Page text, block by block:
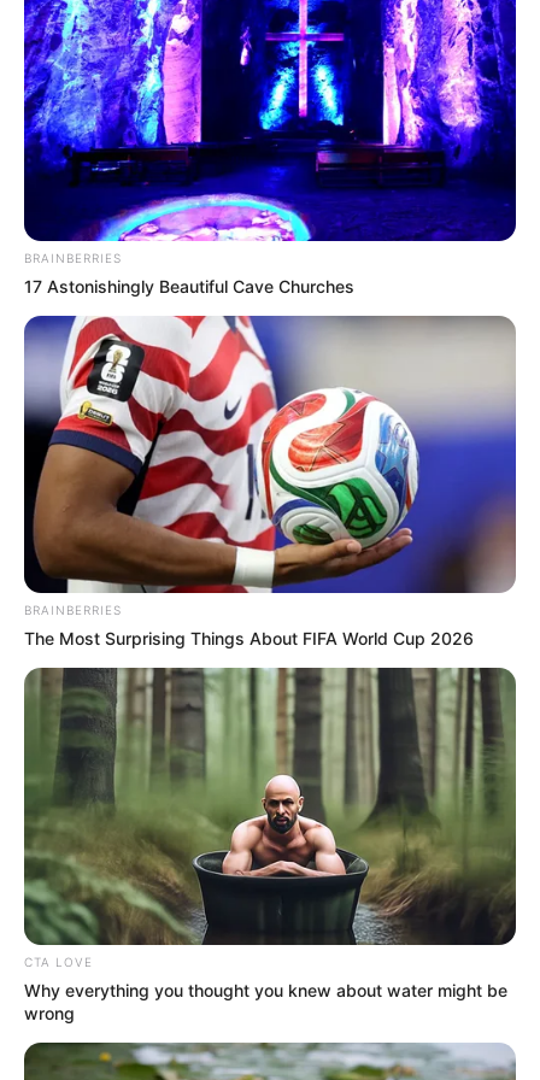
Si bien los comerciantes manifiestan que las personas
afectadas son cerca de 100, la administración municipal
explicó que el numero son 60
COMPARTIR
ALERTA BOGOTÁ EN GOOGLE NEWS
TEMAS RELACIONADOS
FERIA DE LAS FLORES
ALCALDÍA DE MEDELLÍN
COMERCIANTES
NOTICIAS
AUTORIDADES
ESTADIO ATANASIO GIRARDOT
MANTÉNGASE EN ALERTA
Tenemos todas las noticias que le
interesan. Para estar bien informado, por
ACTIVAR AHORA
TEMAS DESTACADOS
EMERGENCIAS POR LLUVIAS
METRO DE MEDELLÍN
ELECCIONES PRESIDENCIALES
MARINILLA - ANTIOQUIA
BRAINBERRIES
17 Astonishingly Beautiful Cave Churches
BRAINBERRIES
The Most Surprising Things About FIFA World Cup 2026
CTA LOVE
Why everything you thought you knew about water might be
wrong